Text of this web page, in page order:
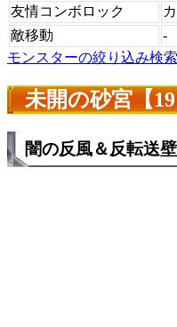
友情コンボロック
敵移動
-
モンスターの絞り込み検
未開の砂宮【
闇の反風＆反転送